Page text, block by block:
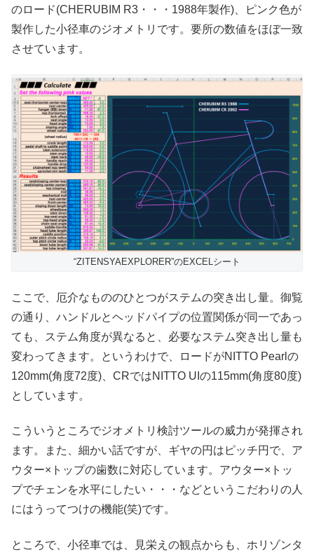
のロード(CHERUBIM R3・・・1988年製作)、ピンク色が
製作した小径車のジオメトリです。要所の数値をほぼ一致
させています。
“ZITENSYAEXPLORER”のEXCELシート
ここで、厄介なもののひとつがステムの突き出し量。御覧
の通り、ハンドルとヘッドパイプの位置関係が同一であっ
ても、ステム角度が異なると、必要なステム突き出し量も
変わってきます。というわけで、ロードがNITTO Pearlの
120mm(角度72度)、CRではNITTO UIの115mm(角度80度)
としています。
こういうところでジオメトリ検討ツールの威力が発揮され
ます。また、細かい話ですが、ギヤの円はピッチ円で、ア
ウター×トップの歯数に対応しています。アウター×トッ
プでチェンを水平にしたい・・・などというこだわりの人
にはうってつけの機能(笑)です。
ところで、小径車では、見栄えの観点からも、ホリゾンタ